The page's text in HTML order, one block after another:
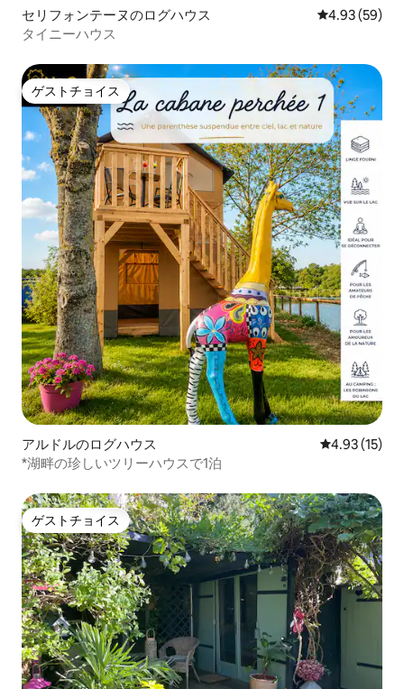
セリフォンテーヌのログハウス レビュー59
4.93 (59)
タイニーハウス
ゲストチョイス
ゲストチョイス
アルドルのログハウス レビュー15
4.93 (15)
*湖畔の珍しいツリーハウスで1泊
ゲストチョイス
ゲストチョイス